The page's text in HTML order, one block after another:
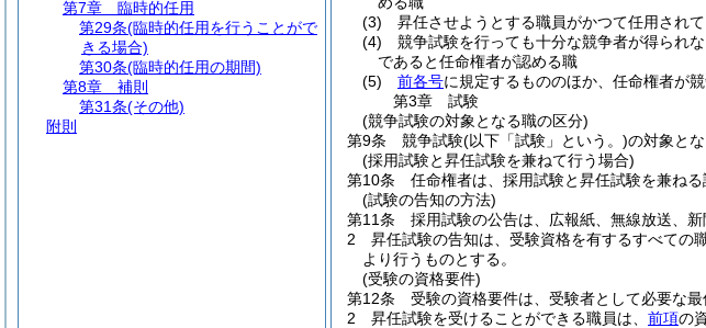
(3)
昇任させようとする職員がかつて任用され
(4)
競争試験を行っても十分な競争者が得られ
であると任命権者が認める職
(5)
前各号に規定するもののほか、任命権者が
第3章
試験
(競争試験の対象となる職の区分)
第9条
競争試験(以下「試験」という。)の対象と
(採用試験と昇任試験を兼ねて行う場合)
第10条
任命権者は、採用試験と昇任試験を兼ねる
(試験の告知の方法)
第11条
採用試験の公告は、広報紙、無線放送、
2
昇任試験の告知は、受験資格を有するすべての
より行うものとする。
(受験の資格要件)
第12条
受験の資格要件は、受験者として必要な
2
昇任試験を受けることができる職員は、 前項の
第7章
臨時的任用
第29条(臨時的任用を行うことがで
きる場合)
第30条(臨時的任用の期間)
第8章
補則
第31条(その他)
附則